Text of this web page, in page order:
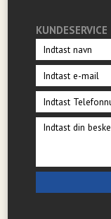
KUNDESERVICE